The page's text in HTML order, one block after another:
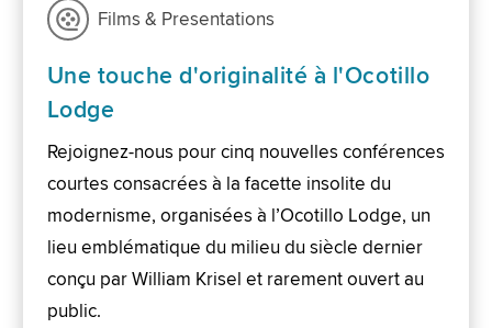
Films & Presentations
Une touche d'originalité à l'Ocotillo
Lodge
Rejoignez-nous pour cinq nouvelles conférences
courtes consacrées à la facette insolite du
modernisme, organisées à l’Ocotillo Lodge, un
lieu emblématique du milieu du siècle dernier
conçu par William Krisel et rarement ouvert au
public.